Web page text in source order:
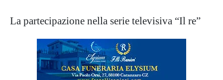
La partecipazione nella serie televisiva “Il re”